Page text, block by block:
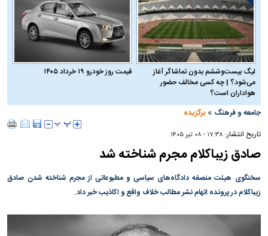
لیگ بیست‌وششم بدون تماشاگر آغاز
می‌شود؟ | چه کسی مخالف حضور
هواداران است؟
قیمت روز خودرو ۱۹ خرداد ۱۴۰۵
جامعه و فرهنگ »برگزیده
تاریخ انتشار: ۱۷:۳۸ - ۰۸ تير ۱۴۰۵
صادق زیباکلام مجرم شناخته شد
سخنگوی هیئت منصفه دادگاه‌های سیاسی و مطبوعاتی از مجرم شناخته شدن صادق
زیباکلام در پرونده اتهام نشر مطالب خلاف واقع و اکاذیب خبر داد.